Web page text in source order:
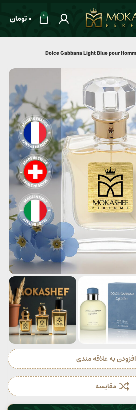
0
0تومان
افزودن به علاقه مندی
مقایسه